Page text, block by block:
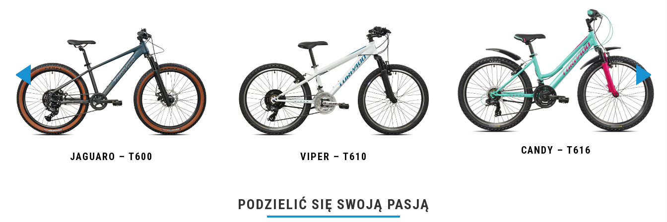
JAGUARO – T600 VIPER – T610
CANDY – T616
PODZIELIĆ SIĘ SWOJĄ PASJĄ